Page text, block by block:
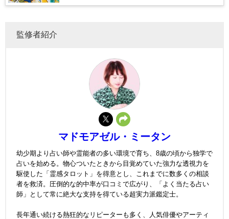
監修者紹介
マドモアゼル・ミータン
幼少期より占い師や霊能者の多い環境で育ち、8歳の頃から独学で
占いを始める。物心ついたときから目覚めていた強力な透視力を
駆使した「霊感タロット」を得意とし、これまでに数多くの相談
者を救済。圧倒的な的中率が口コミで広がり、「よく当たる占い
師」として常に絶大な支持を得ている超実力派鑑定士。
長年通い続ける熱狂的なリピーターも多く、人気俳優やアーティ